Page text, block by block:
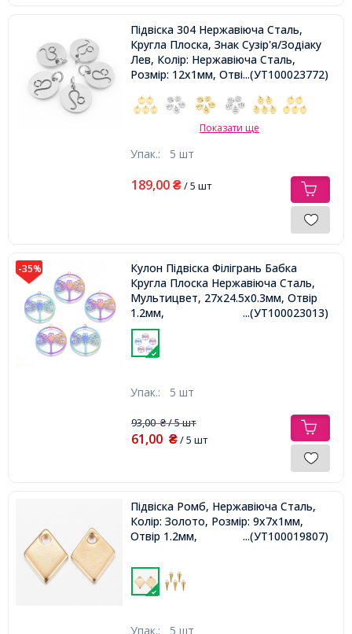
Підвіска 304 Нержавіюча Сталь,
Кругла Плоска, Знак Сузір'я/Зодіаку
Лев, Колір: Нержавіюча Сталь,
Розмір: 12х1мм, Отвір 3мм,...(УТ100023772)
Показати ще
Упак.: 5 шт
189,00 ₴/ 5 шт
-35%
Кулон Підвіска Філігрань Бабка
Кругла Плоска Нержавіюча Сталь,
Мультицвет, 27x24.5x0.3мм, Отвір
1.2мм,
...(УТ100023013)
Упак.: 5 шт
93,00₴/ 5 шт
61,00 ₴/ 5 шт
Підвіска Ромб, Нержавіюча Сталь,
Колір: Золото, Розмір: 9х7х1мм,
Отвір 1.2мм,
...(УТ100019807)
Упак.: 5 шт